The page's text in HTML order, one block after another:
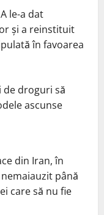
le-a dat
și a reinstituit
în favoarea
de droguri să
ascunse
din Iran, în
până
care să nu fie